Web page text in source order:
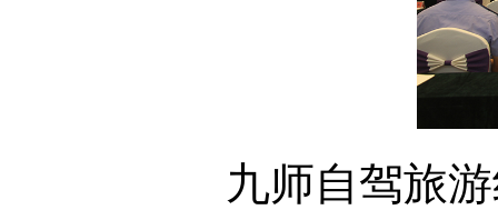
九师自驾旅